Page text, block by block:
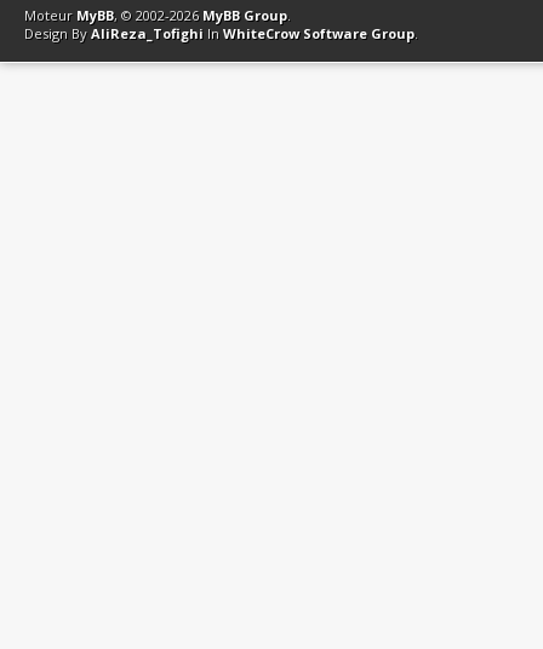
Moteur MyBB, © 2002-2026 MyBB Group.
Design By AliReza_Tofighi In WhiteCrow Software Group.